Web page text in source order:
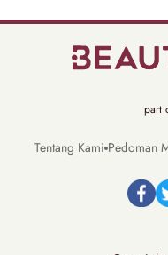
part
Tentang Kami Pedoman